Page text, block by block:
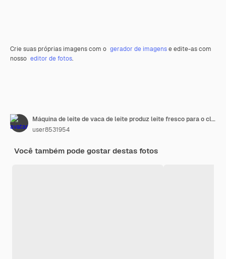
Crie suas próprias imagens com o gerador de imagense edite-as com
nosso editor de fotos.
Máquina de leite de vaca de leite produz leite fresco para o cliente
user8531954
Você também pode gostar destas fotos